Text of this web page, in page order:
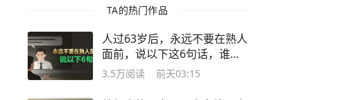
TA的热门作品
人过63岁后，永远不要在熟人
面前，说以下这6句话，谁说
谁后悔
3.5万阅读 前天03:15